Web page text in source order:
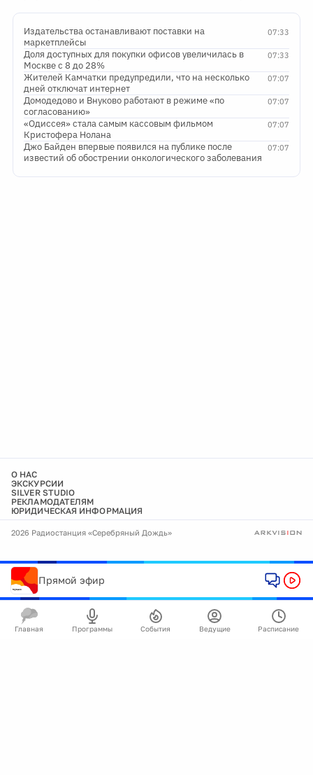
07:33
Издательства останавливают поставки на
маркетплейсы
07:33
Доля доступных для покупки офисов увеличилась в
Москве с 8 до 28%
07:07
Жителей Камчатки предупредили, что на несколько
дней отключат интернет
07:07
Домодедово и Внуково работают в режиме «по
согласованию»
07:07
«Одиссея» стала самым кассовым фильмом
Кристофера Нолана
07:07
Джо Байден впервые появился на публике после
известий об обострении онкологического заболевания
О НАС
ЭКСКУРСИИ
SILVER STUDIO
РЕКЛАМОДАТЕЛЯМ
ЮРИДИЧЕСКАЯ ИНФОРМАЦИЯ
2026 Радиостанция «Серебряный Дождь»
Прямой эфир
Главная Программы События Ведущие Расписание